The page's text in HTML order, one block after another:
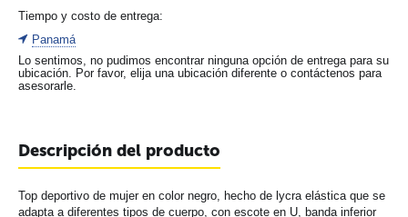
Tiempo y costo de entrega:
Panamá
Lo sentimos, no pudimos encontrar ninguna opción de entrega para su
ubicación. Por favor, elija una ubicación diferente o contáctenos para
asesorarle.
Descripción del producto
Top deportivo de mujer en color negro, hecho de lycra elástica que se
adapta a diferentes tipos de cuerpo, con escote en U, banda inferior